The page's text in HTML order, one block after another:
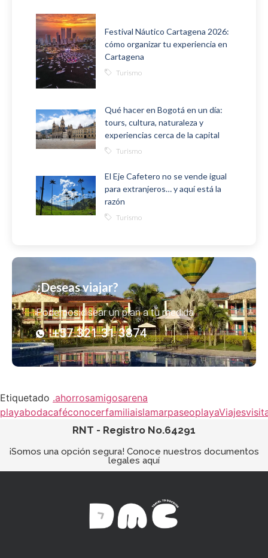
Festival Náutico Cartagena 2026:
cómo organizar tu experiencia en
Cartagena
Turismo
Qué hacer en Bogotá en un día:
tours, cultura, naturaleza y
experiencias cerca de la capital
Turismo
El Eje Cafetero no se vende igual
para extranjeros… y aquí está la
razón
Turismo
¿Deseas viajar?
Podemos disear un plan a tu medida
+57 321 31 3874
Etiquetado .ahorrosamigosarena
playabodacaféconocerfamiliaislamarpaseoplayaViajes
RNT - Registro No.64291
¡Somos una opción segura! Conoce nuestros documentos
legales aquí